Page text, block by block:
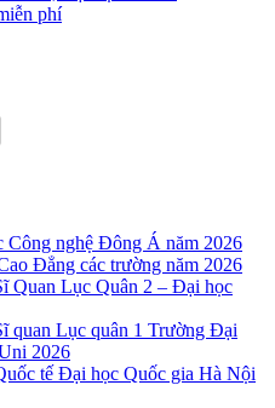
phí
Công nghệ Đông Á năm 2026
Đẳng các trường năm 2026
Quan Lục Quân 2 – Đại học
quan Lục quân 1 Trường Đại
2026
tế Đại học Quốc gia Hà Nội